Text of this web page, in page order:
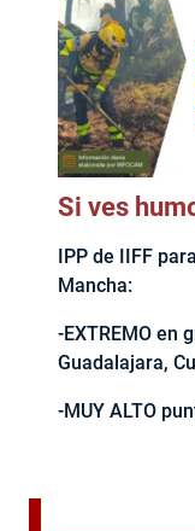
Si ves
IPP de IIFF
Mancha:
-EXTREMO en
Guadalajara,
-MUY ALTO